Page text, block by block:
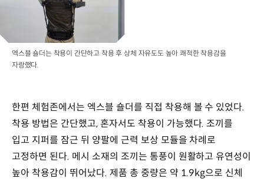
엑스블 숄더는 착용이 간단하고 착용 후 상체 자유도도 높아 쾌적한 착용감을
자랑했다.
한편 체험존에서는 엑스블 숄더를 직접 착용해 볼 수 있었다.
착용 방법은 간단했고, 혼자서도 착용이 가능했다. 조끼를
입고 지퍼를 잠근 뒤 양팔에 근력 보상 모듈을 차례로
고정하면 된다. 메시 소재의 조끼는 통풍이 원활하고 유연성이
높아 착용감이 뛰어났다. 제품 총 중량은 약 1.9kg으로 신체